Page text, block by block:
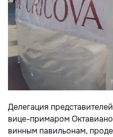
Делегация
вице-примаром
винным павильонам,